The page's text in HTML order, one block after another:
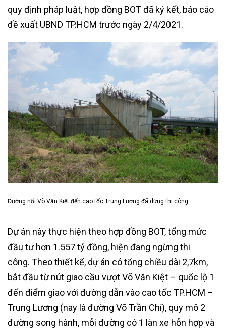
quy định pháp luật, hợp đồng BOT đã ký kết, báo cáo
đề xuất UBND TP.HCM trước ngày 2/4/2021.
Đường nối Võ Văn Kiệt đến cao tốc Trung Lương đã dừng thi công
Dự án này thực hiện theo hợp đồng BOT, tổng mức
đầu tư hơn 1.557 tỷ đồng, hiện đang ngừng thi
công. Theo thiết kế, dự án có tổng chiều dài 2,7km,
bắt đầu từ nút giao cầu vượt Võ Văn Kiệt – quốc lộ 1
đến điểm giao với đường dẫn vào cao tốc TP.HCM –
Trung Lương (nay là đường Võ Trần Chí), quy mô 2
đường song hành, mỗi đường có 1 làn xe hỗn hợp và